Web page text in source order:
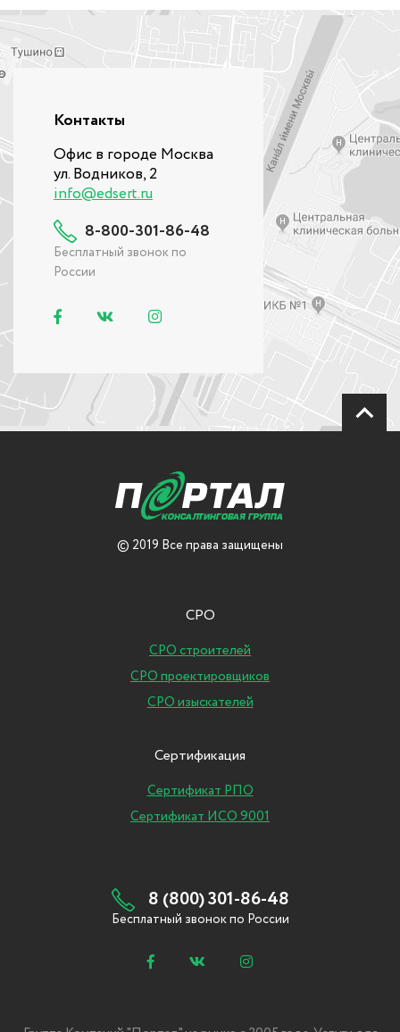
Контакты
Офис в городе Москва
ул. Водников, 2
info@edsert.ru
8-800-301-86-48
Бесплатный звонок по
России
© 2019 Все права защищены
СРО
СРО строителей
СРО проектировщиков
СРО изыскателей
Сертификация
Сертификат РПО
Сертификат ИСО 9001
8 (800) 301-86-48
Бесплатный звонок по России